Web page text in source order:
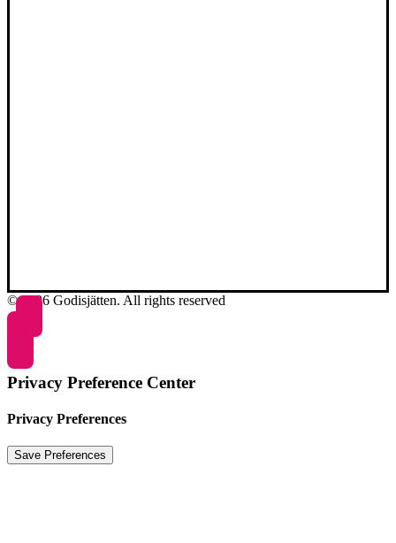
© 2026 Godisjätten. All rights reserved
Privacy Preference Center
Privacy Preferences